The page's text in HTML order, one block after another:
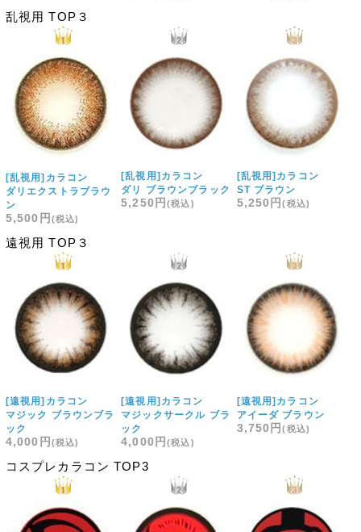
乱視用 TOP３
[乱視用]カラコン
ダリエクストラブラウ
ン
5,500円
[乱視用]カラコン
ダリ ブラウンブラック
5,250円
[乱視用]カラコン
ST ブラウン
5,250円
遠視用 TOP３
[遠視用]カラコン
マジック ブラウンブラ
ック
4,000円
[遠視用]カラコン
マジックサークル ブラ
ック
4,000円
[遠視用]カラコン
アイーダ ブラウン
3,750円
コスプレカラコン TOP3